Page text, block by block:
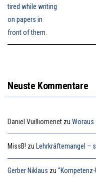
Neuste Kommentare
Daniel Vuilliomenet zu Woraus
MissB! zu Lehrkräftemangel –
Gerber Niklaus zu